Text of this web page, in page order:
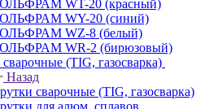
WT-20 (красный)
WY-20 (синий)
WZ-8 (белый)
WR-2 (бирюзовый)
(TIG, газосварка)
Назад
сварочные (TIG, газосварка)
для алюм. сплавов